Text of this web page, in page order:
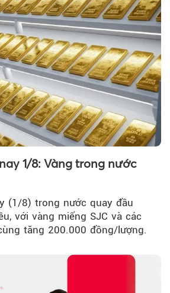
1/8: Vàng trong nước
(1/8) trong nước quay đầu
với vàng miếng SJC và các
tăng 200.000 đồng/lượng.